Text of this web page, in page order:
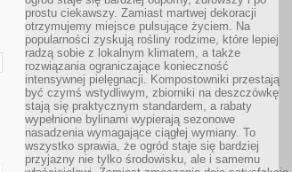
prostu ciekawszy. Zamiast martwej dekoracji
otrzymujemy miejsce pulsujące życiem. Na
popularności zyskują rośliny rodzime, które lepiej
radzą sobie z lokalnym klimatem, a także
rozwiązania ograniczające konieczność
intensywnej pielęgnacji. Kompostowniki przestają
być czymś wstydliwym, zbiorniki na deszczówkę
stają się praktycznym standardem, a rabaty
wypełnione bylinami wypierają sezonowe
nasadzenia wymagające ciągłej wymiany. To
wszystko sprawia, że ogród staje się bardziej
przyjazny nie tylko środowisku, ale i samemu